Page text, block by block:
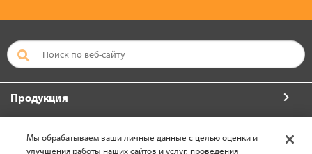
Продукция
Мы обрабатываем ваши личные данные с целью оценки и
улучшения работы наших сайтов и услуг, проведения